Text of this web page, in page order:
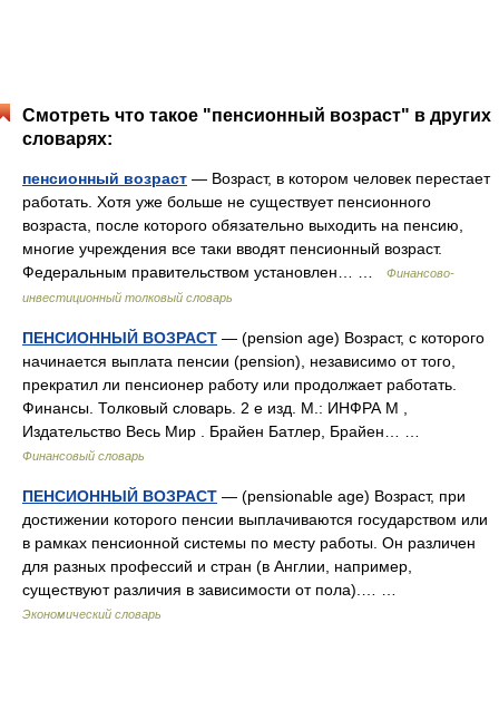
Смотреть что такое "пенсионный возраст" в других
словарях:
пенсионный возраст — Возраст, в котором человек перестает
работать. Хотя уже больше не существует пенсионного
возраста, после которого обязательно выходить на пенсию,
многие учреждения все таки вводят пенсионный возраст.
Федеральным правительством установлен… …
Финансово-
инвестиционный толковый словарь
ПЕНСИОННЫЙ ВОЗРАСТ — (pension age) Возраст, с которого
начинается выплата пенсии (pension), независимо от того,
прекратил ли пенсионер работу или продолжает работать.
Финансы. Толковый словарь. 2 е изд. М.: ИНФРА М ,
Издательство Весь Мир . Брайен Батлер, Брайен… …
Финансовый словарь
ПЕНСИОННЫЙ ВОЗРАСТ — (pensionable age) Возраст, при
достижении которого пенсии выплачиваются государством или
в рамках пенсионной системы по месту работы. Он различен
для разных профессий и стран (в Англии, например,
существуют различия в зависимости от пола).… …
Экономический словарь